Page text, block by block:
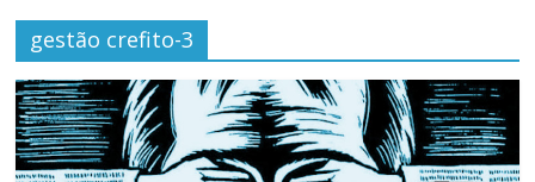
gestão crefito-3